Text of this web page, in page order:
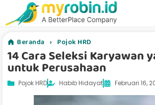
Beranda › Pojok HRD
14 Cara Seleksi Karyawan
untuk Perusahaan
Pojok HRD Habib Hidayat Februari 16,